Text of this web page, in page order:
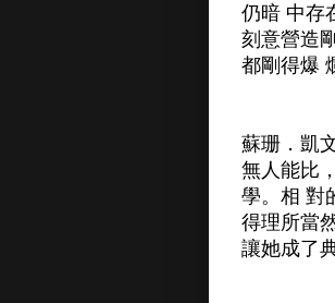
仍暗 中存
刻意營造
都剛得爆
蘇珊．凱
無人能比
學。相 對
得理所當
讓她成了